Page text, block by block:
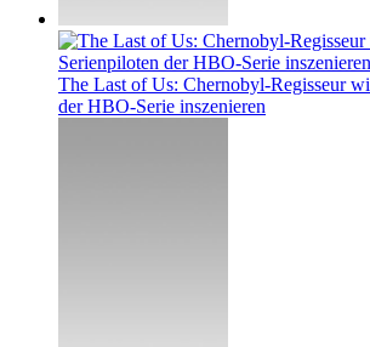
The Last of Us: Chernobyl-Regisseur
der HBO-Serie inszenieren